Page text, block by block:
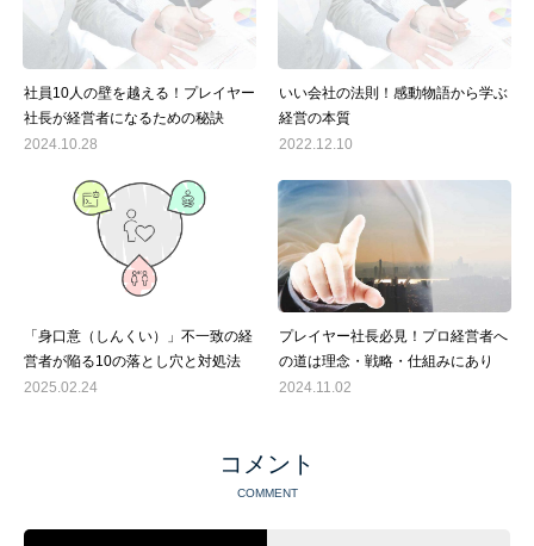
社員10人の壁を越える！プレイヤー
社長が経営者になるための秘訣
2024.10.28
いい会社の法則！感動物語から学ぶ
経営の本質
2022.12.10
「身口意（しんくい）」不一致の経
営者が陥る10の落とし穴と対処法
2025.02.24
プレイヤー社長必見！プロ経営者へ
の道は理念・戦略・仕組みにあり
2024.11.02
コメント
COMMENT